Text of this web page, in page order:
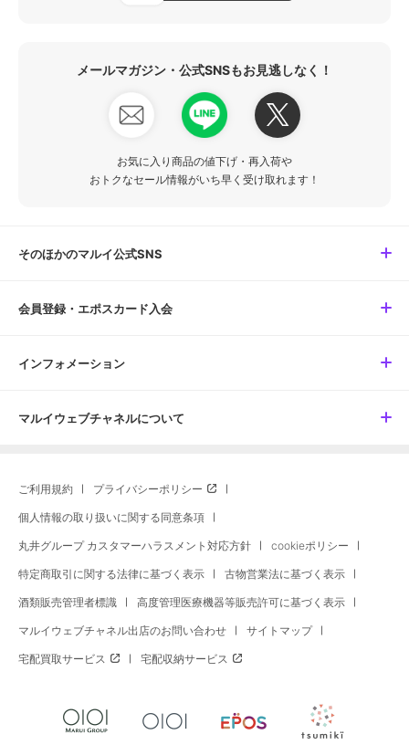
メールマガジン・公式SNSもお見逃しなく！
お気に入り商品の値下げ・再入荷や
おトクなセール情報がいち早く受け取れます！
そのほかのマルイ公式SNS
会員登録・エポスカード入会
インフォメーション
マルイウェブチャネルについて
ご利用規約 プライバシーポリシー
個人情報の取り扱いに関する同意条項
丸井グループ カスタマーハラスメント対応方針 cookieポリシー
特定商取引に関する法律に基づく表示 古物営業法に基づく表示
酒類販売管理者標識 高度管理医療機器等販売許可に基づく表示
マルイウェブチャネル出店のお問い合わせ サイトマップ
宅配買取サービス 宅配収納サービス